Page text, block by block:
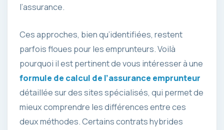
l’assurance.
Ces approches, bien qu’identifiées, restent
parfois floues pour les emprunteurs. Voilà
pourquoi il est pertinent de vous intéresser à une
formule de calcul de l’assurance emprunteur
détaillée sur des sites spécialisés, qui permet de
mieux comprendre les différences entre ces
deux méthodes. Certains contrats hybrides